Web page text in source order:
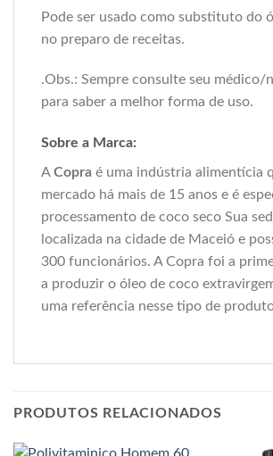
Pode ser usado como substituto do
no preparo de receitas.
.Obs.: Sempre consulte seu
para saber a melhor forma de uso.
Sobre a Marca:
ACopra é uma indústria alimentícia
mercado há mais de 15 anos e é
processamento de coco seco Sua
localizada na cidade de Maceió e
300 funcionários. A Copra foi a
a produzir o óleo de coco
uma referência nesse tipo de
PRODUTOS RELACIONADOS